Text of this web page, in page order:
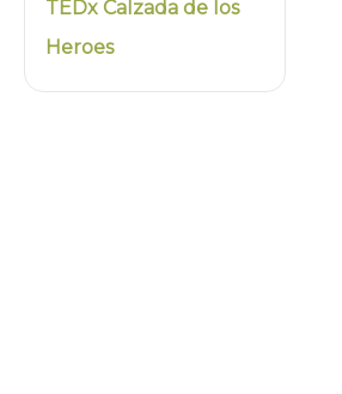
TEDx Calzada de los
Heroes